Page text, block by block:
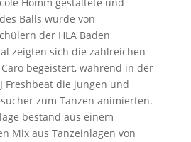
Balls wurde von
der HLA Baden
zeigten sich die zahlreichen
begeistert, während in der
Freshbeat die jungen und
zum Tanzen animierten.
bestand aus einem
Mix aus Tanzeinlagen von